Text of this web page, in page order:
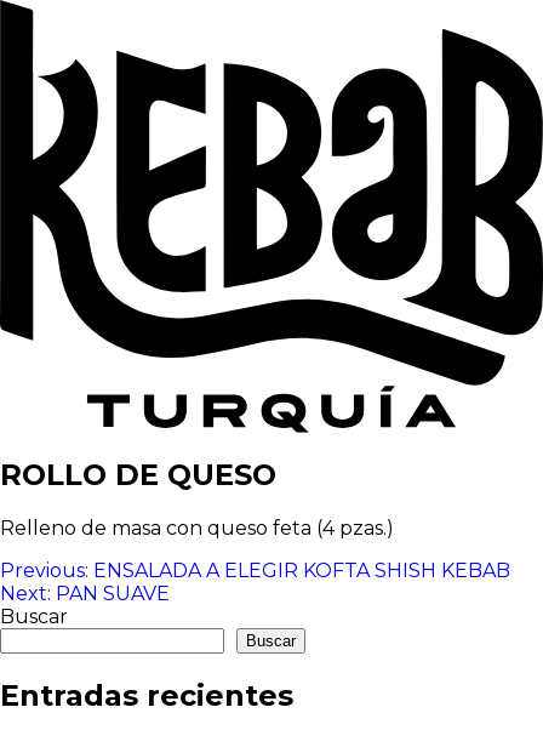
ROLLO DE QUESO
Relleno de masa con queso feta (4 pzas.)
Navegación
de
entradas
Previous: ENSALADA A ELEGIR KOFTA SHISH KEBAB
Next: PAN SUAVE
Buscar
Buscar
Entradas recientes